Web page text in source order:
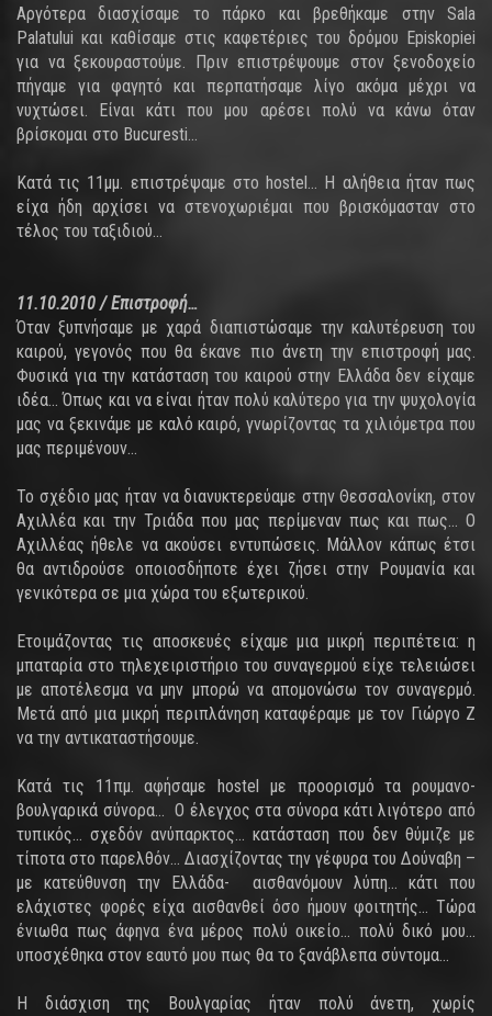
Αργότερα διασχίσαμε το πάρκο και βρεθήκαμε στην Sala
Palatului και καθίσαμε στις καφετέριες του δρόμου Episkopiei
για να ξεκουραστούμε. Πριν επιστρέψουμε στον ξενοδοχείο
πήγαμε για φαγητό και περπατήσαμε λίγο ακόμα μέχρι να
νυχτώσει. Είναι κάτι που μου αρέσει πολύ να κάνω όταν
βρίσκομαι στο Bucuresti…
Κατά τις 11μμ. επιστρέψαμε στο hostel… Η αλήθεια ήταν πως
είχα ήδη αρχίσει να στενοχωριέμαι που βρισκόμασταν στο
τέλος του ταξιδιού…
11.10.2010 / Επιστροφή…
Όταν ξυπνήσαμε με χαρά διαπιστώσαμε την καλυτέρευση του
καιρού, γεγονός που θα έκανε πιο άνετη την επιστροφή μας.
Φυσικά για την κατάσταση του καιρού στην Ελλάδα δεν είχαμε
ιδέα… Όπως και να είναι ήταν πολύ καλύτερο για την ψυχολογία
μας να ξεκινάμε με καλό καιρό, γνωρίζοντας τα χιλιόμετρα που
μας περιμένουν…
Το σχέδιο μας ήταν να διανυκτερεύαμε στην Θεσσαλονίκη, στον
Αχιλλέα και την Τριάδα που μας περίμεναν πως και πως… Ο
Αχιλλέας ήθελε να ακούσει εντυπώσεις. Μάλλον κάπως έτσι
θα αντιδρούσε οποιοσδήποτε έχει ζήσει στην Ρουμανία και
γενικότερα σε μια χώρα του εξωτερικού.
Ετοιμάζοντας τις αποσκευές είχαμε μια μικρή περιπέτεια: η
μπαταρία στο τηλεχειριστήριο του συναγερμού είχε τελειώσει
με αποτέλεσμα να μην μπορώ να απομονώσω τον συναγερμό.
Μετά από μια μικρή περιπλάνηση καταφέραμε με τον Γιώργο Ζ
να την αντικαταστήσουμε.
Κατά τις 11πμ. αφήσαμε hostel με προορισμό τα ρουμανο-
βουλγαρικά σύνορα… Ο έλεγχος στα σύνορα κάτι λιγότερο από
τυπικός… σχεδόν ανύπαρκτος… κατάσταση που δεν θύμιζε με
τίποτα στο παρελθόν… Διασχίζοντας την γέφυρα του Δούναβη –
με κατεύθυνση την Ελλάδα- αισθανόμουν λύπη… κάτι που
ελάχιστες φορές είχα αισθανθεί όσο ήμουν φοιτητής… Τώρα
ένιωθα πως άφηνα ένα μέρος πολύ οικείο… πολύ δικό μου…
υποσχέθηκα στον εαυτό μου πως θα το ξανάβλεπα σύντομα…
Η διάσχιση της Βουλγαρίας ήταν πολύ άνετη, χωρίς